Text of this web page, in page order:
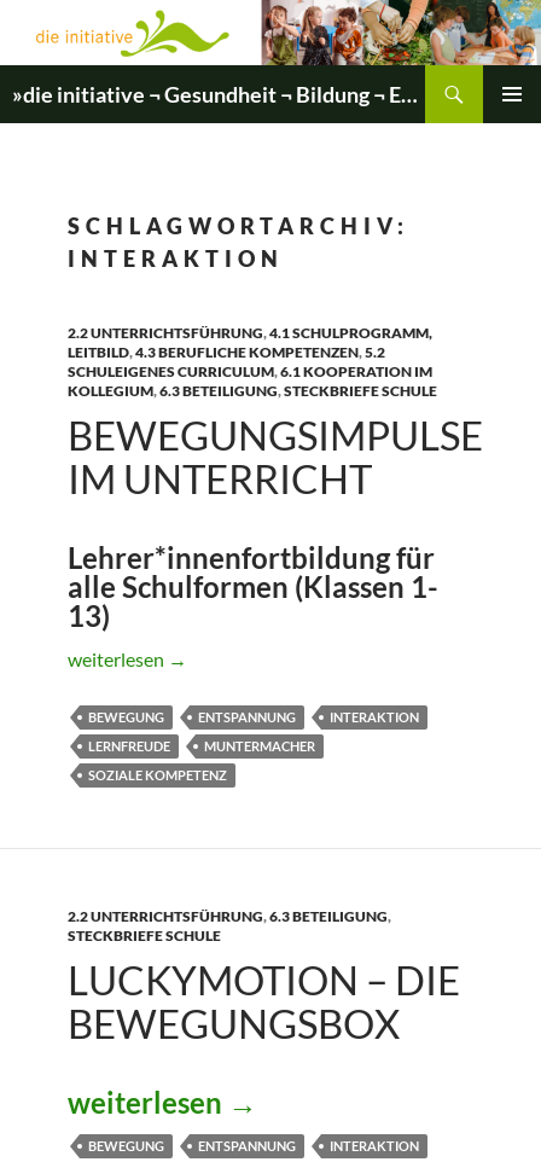
Inhalt
springen
»die initiative ¬ Gesundheit ¬ Bildung ¬ Entwicklung«
SCHLAGWORTARCHIV:
INTERAKTION
2.2 UNTERRICHTSFÜHRUNG,4.1 SCHULPROGRAMM,
LEITBILD,4.3 BERUFLICHE KOMPETENZEN,5.2
SCHULEIGENES CURRICULUM,6.1 KOOPERATION IM
KOLLEGIUM,6.3 BETEILIGUNG,STECKBRIEFE SCHULE
BEWEGUNGSIMPULSE
IM UNTERRICHT
Lehrer*innenfortbildung für
alle Schulformen (Klassen 1-
13)
BewegungsIMPULSE im Unterricht
weiterlesen →
BEWEGUNG ENTSPANNUNG
INTERAKTION
LERNFREUDE
MUNTERMACHER
SOZIALE KOMPETENZ
2.2 UNTERRICHTSFÜHRUNG,6.3 BETEILIGUNG,
STECKBRIEFE SCHULE
LUCKYMOTION – DIE
BEWEGUNGSBOX
LuckyMotion – Die Bewegungsbox
weiterlesen →
BEWEGUNG ENTSPANNUNG
INTERAKTION